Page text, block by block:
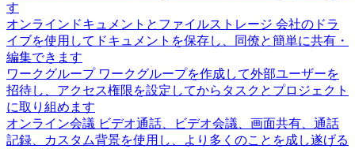
す
オンラインドキュメントとファイルストレージ 会社のドラ
イブを使用してドキュメントを保存し、同僚と簡単に共有・
編集できます
ワークグループ ワークグループを作成して外部ユーザーを
招待し、アクセス権限を設定してからタスクとプロジェクト
に取り組めます
オンライン会議 ビデオ通話、ビデオ会議、画面共有、通話
記録、カスタム背景を使用し、より多くのことを成し遂げる